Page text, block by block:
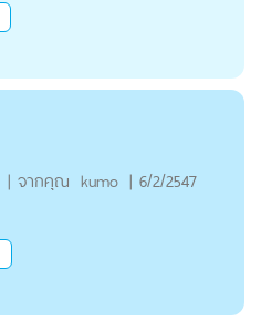
| จากคุณ kumo | 6/2/2547